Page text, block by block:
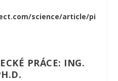
science/article/pi
PRÁCE: ING.